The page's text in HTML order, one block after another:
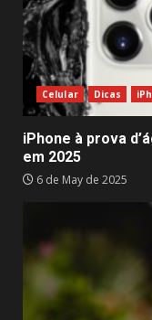
Celular Dicas
iPhone à prova
em 2025
6 de May de 2025